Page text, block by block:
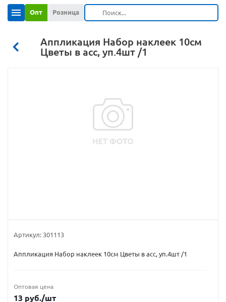
Опт Розница
Аппликация Набор наклеек 10см
Цветы в асс, уп.4шт /1
Артикул: 301113
Аппликация Набор наклеек 10см Цветы в асс, уп.4шт /1
Оптовая цена
13 руб./шт